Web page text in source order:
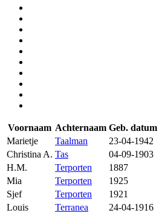
Voornaam Achternaam Geb. datum
Marietje
Taalman 23-04-1942
Christina A. Tas 04-09-1903
H.M.
Terporten 1887
Mia
Terporten 1925
Sjef
Terporten 1921
Louis
Terranea 24-04-1916